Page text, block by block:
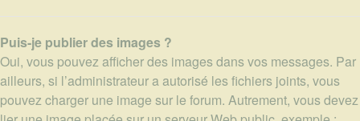
Puis-je publier des images ?
Oui, vous pouvez afficher des images dans vos messages. Par
ailleurs, si l’administrateur a autorisé les fichiers joints, vous
pouvez charger une image sur le forum. Autrement, vous devez